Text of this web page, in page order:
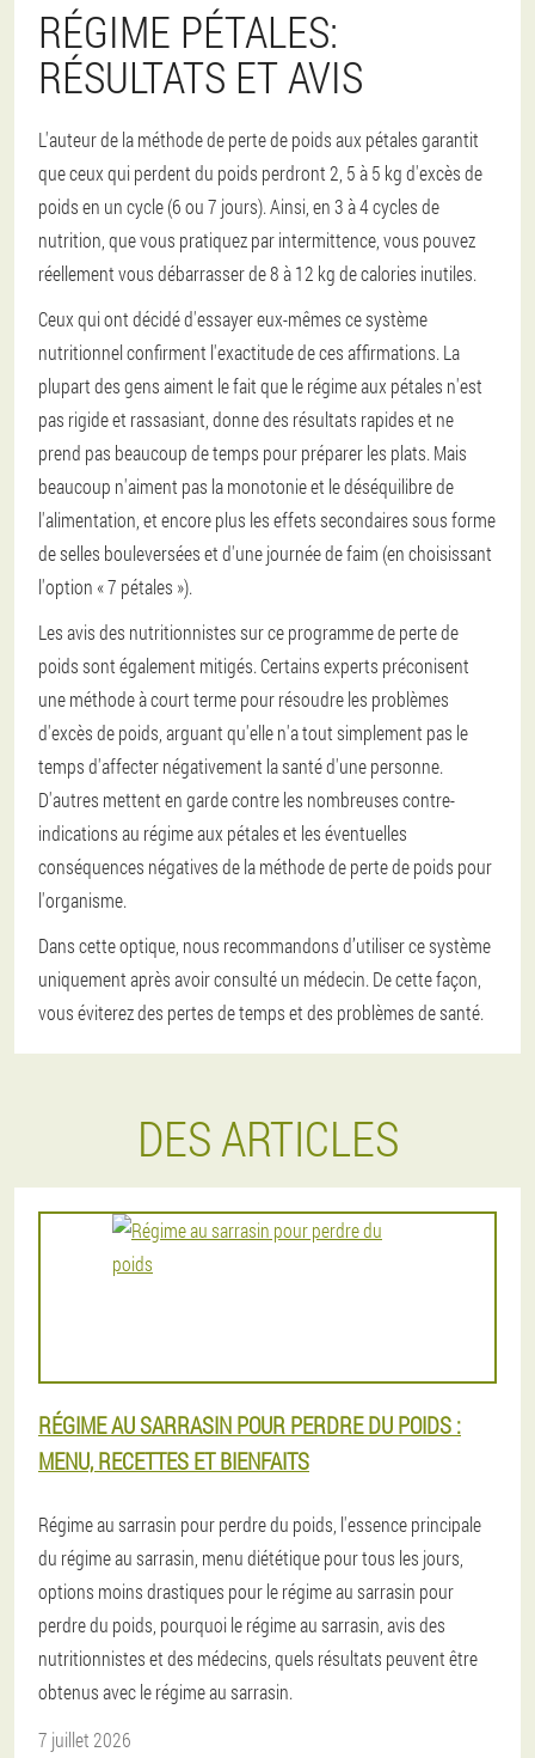
RÉGIME PÉTALES:
RÉSULTATS ET AVIS
L'auteur de la méthode de perte de poids aux pétales garantit
que ceux qui perdent du poids perdront 2, 5 à 5 kg d'excès de
poids en un cycle (6 ou 7 jours). Ainsi, en 3 à 4 cycles de
nutrition, que vous pratiquez par intermittence, vous pouvez
réellement vous débarrasser de 8 à 12 kg de calories inutiles.
Ceux qui ont décidé d'essayer eux-mêmes ce système
nutritionnel confirment l'exactitude de ces affirmations. La
plupart des gens aiment le fait que le régime aux pétales n'est
pas rigide et rassasiant, donne des résultats rapides et ne
prend pas beaucoup de temps pour préparer les plats. Mais
beaucoup n'aiment pas la monotonie et le déséquilibre de
l'alimentation, et encore plus les effets secondaires sous forme
de selles bouleversées et d'une journée de faim (en choisissant
l'option « 7 pétales »).
Les avis des nutritionnistes sur ce programme de perte de
poids sont également mitigés. Certains experts préconisent
une méthode à court terme pour résoudre les problèmes
d'excès de poids, arguant qu'elle n'a tout simplement pas le
temps d'affecter négativement la santé d'une personne.
D'autres mettent en garde contre les nombreuses contre-
indications au régime aux pétales et les éventuelles
conséquences négatives de la méthode de perte de poids pour
l'organisme.
Dans cette optique, nous recommandons d’utiliser ce système
uniquement après avoir consulté un médecin. De cette façon,
vous éviterez des pertes de temps et des problèmes de santé.
DES ARTICLES
RÉGIME AU SARRASIN POUR PERDRE DU POIDS :
MENU, RECETTES ET BIENFAITS
Régime au sarrasin pour perdre du poids, l'essence principale
du régime au sarrasin, menu diététique pour tous les jours,
options moins drastiques pour le régime au sarrasin pour
perdre du poids, pourquoi le régime au sarrasin, avis des
nutritionnistes et des médecins, quels résultats peuvent être
obtenus avec le régime au sarrasin.
7 juillet 2026